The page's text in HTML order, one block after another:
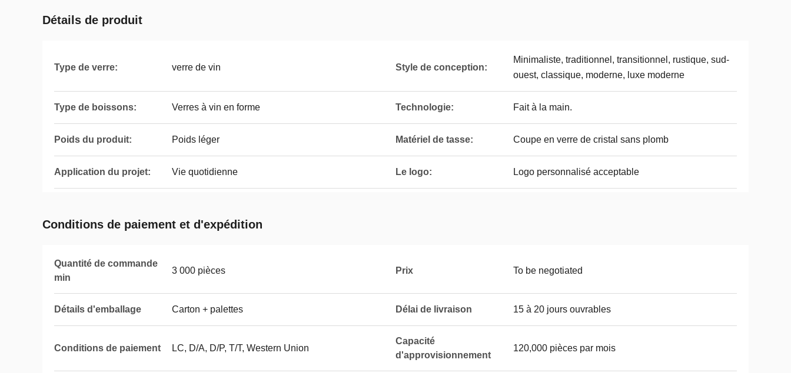
Détails de produit
Type de verre: verre de vin Style de conception:
Minimaliste, traditionnel, transitionnel, rustique, sud-
ouest, classique, moderne, luxe moderne
Type de boissons: Verres à vin en forme Technologie: Fait à la main.
Poids du produit: Poids léger Matériel de tasse: Coupe en verre de cristal sans plomb
Application du projet: Vie quotidienne Le logo: Logo personnalisé acceptable
Conditions de paiement et d'expédition
Quantité de commande
min
3 000 pièces Prix To be negotiated
Détails d'emballage Carton + palettes Délai de livraison 15 à 20 jours ouvrables
Conditions de paiement LC, D/A, D/P, T/T, Western Union
Capacité
d'approvisionnement
120,000 pièces par mois